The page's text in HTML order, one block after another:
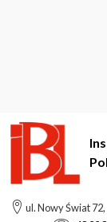
ul. Nowy Świat